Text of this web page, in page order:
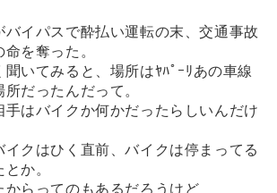
バイパスで酔払い運転の末、交通事故
を奪った。
聞いてみると、場所はﾔﾊﾟｰﾘあの車線
だったんだって。
手はバイクか何かだったらしいんだけ
イクはひく直前、バイクは停まってる
か。
からってのもあるだろうけど